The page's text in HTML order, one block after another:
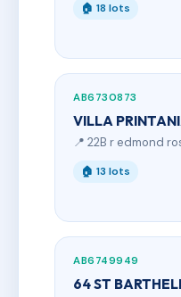
🏠 18 lots
AB6730873
VILLA
📍 22B r edmond
🏠 13 lots
AB6749949
64 ST